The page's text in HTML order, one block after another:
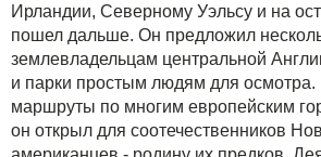
Ирландии, Северному Уэльсу и на
пошел дальше. Он предложил
землевладельцам центральной
и парки простым людям для осмотра.
маршруты по многим европейским
он открыл для соотечественников